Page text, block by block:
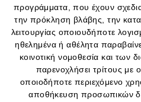
προγράμματα, που έχουν
την πρόκληση βλάβης, την
λειτουργίας οποιουδήποτε
ηθελημένα ή αθέλητα
κοινοτική νομοθεσία και των
παρενοχλήσει τρίτους με
οποιοδήποτε περιεχόμενο
αποθήκευση προσωπικών